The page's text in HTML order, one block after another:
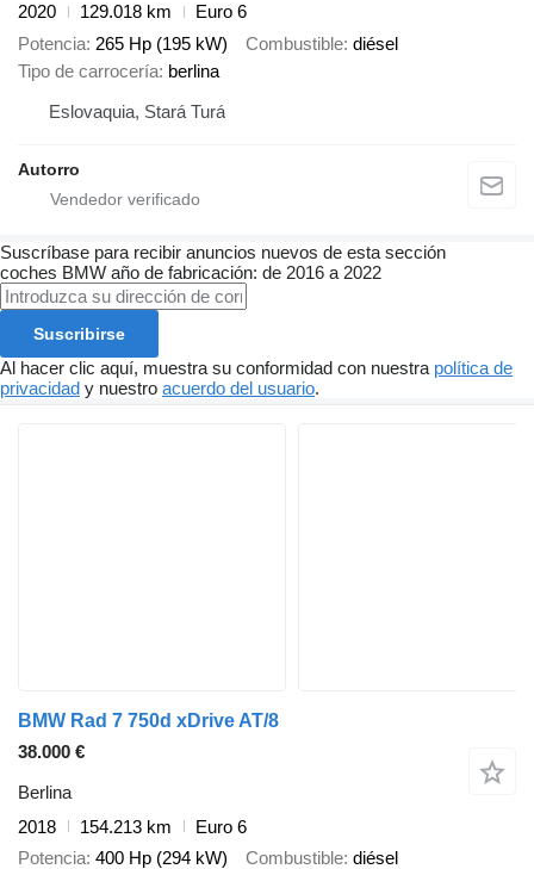
2020
129.018 km
Euro 6
Potencia 265 Hp (195 kW) Combustible diésel
Tipo de carrocería berlina
Eslovaquia, Stará Turá
Autorro
Suscríbase para recibir anuncios nuevos de esta sección
coches BMW año de fabricación: de 2016 a 2022
Suscribirse
Al hacer clic aquí, muestra su conformidad con nuestra política de
privacidad y nuestro acuerdo del usuario.
BMW Rad 7 750d xDrive AT/8
38.000 €
Berlina
2018
154.213 km
Euro 6
Potencia 400 Hp (294 kW) Combustible diésel